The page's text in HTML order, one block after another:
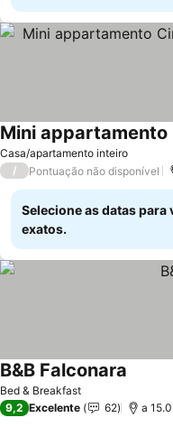
Casa/apartamento inteiro
Ver preços
/ Pontuação não disponível
Selecione as datas para
exatos.
Bed & Breakfast
B&B Falconara
9,2 Excelente 62 a